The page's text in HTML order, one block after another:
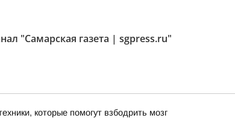
"Самарская газета | sgpress.ru"
которые помогут взбодрить мозг